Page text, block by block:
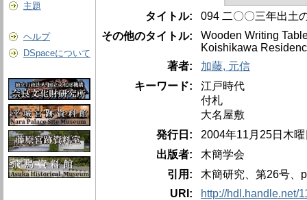
主題
ヘルプ
DSpaceについて
タイトル:
094 二〇〇三年出土
その他のタイトル:
Wooden Writing
Koishikawa
著者:
加藤, 元信
キーワード:
江戸時代
付札
大名屋敷
発行日:
2004年11月25日木曜
出版者:
木簡学会
引用:
木簡研究、第26号、
URI:
http://hdl.handle.net/